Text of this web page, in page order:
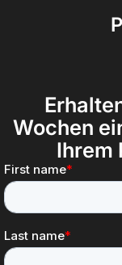
Wochen
Ihrem